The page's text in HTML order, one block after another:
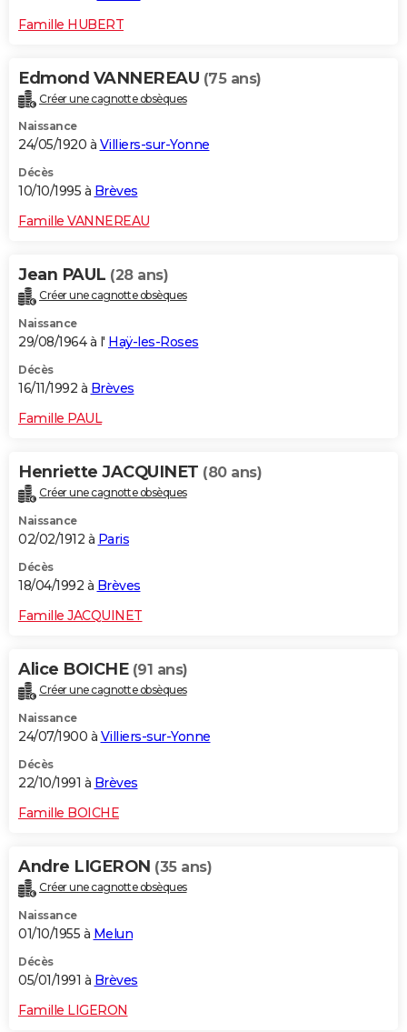
Famille HUBERT
Edmond VANNEREAU (75 ans)
Créer une cagnotte obsèques
Naissance
24/05/1920 à Villiers-sur-Yonne
Décès
10/10/1995 à Brèves
Famille VANNEREAU
Jean PAUL (28 ans)
Créer une cagnotte obsèques
Naissance
29/08/1964 à l' Haÿ-les-Roses
Décès
16/11/1992 à Brèves
Famille PAUL
Henriette JACQUINET (80 ans)
Créer une cagnotte obsèques
Naissance
02/02/1912 à Paris
Décès
18/04/1992 à Brèves
Famille JACQUINET
Alice BOICHE (91 ans)
Créer une cagnotte obsèques
Naissance
24/07/1900 à Villiers-sur-Yonne
Décès
22/10/1991 à Brèves
Famille BOICHE
Andre LIGERON (35 ans)
Créer une cagnotte obsèques
Naissance
01/10/1955 à Melun
Décès
05/01/1991 à Brèves
Famille LIGERON